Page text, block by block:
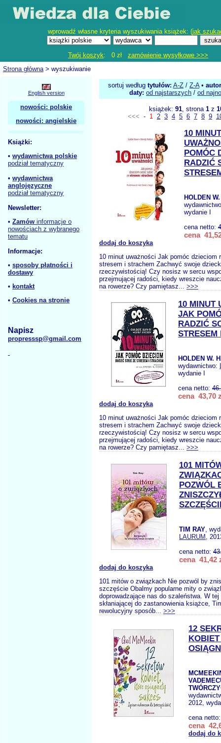
wprowadź własne kryteria wyszukiwania książek: (jak
Twój koszyk: 0 zł zamówienie wysyłkowe >>>
Strona główna> wyszukiwanie
English version
nowości: polskie
nowości: angielskie
Książki:
• wydawnictwa polskie
podział tematyczny
• wydawnictwa
anglojęzyczne
podział tematyczny
Newsletter:
• Zamów informacje o
nowościach z wybranego
tematu
Informacje:
• sposoby płatności i
dostawy
• kontakt
• Cookies na stronie
Napisz
propresssp@gmail.com
sortuj według tytułów: A-Z / Z-A•
daty: od najstarszych / od
książek: 91, strona 1 z
<<< - 1 2 3 4 5 6 7 8 9
10 MINUT
POMÓC
RADZIĆ
HOLDEN
wydanie I
cena netto:
cena
dodaj do koszyka
10 minut uważności Jak pomóc dzieciom
stresem i strachem Zachwyć swoje
rzeczywistością! Czy nosisz w sercu
przejmującej radości, kiedy wreszcie
na rowerze? Czy pamiętasz... >>>
10 MINUT
JAK
RADZIĆ
STRESEM
HOLDEN W.
wydawnictwo:
wydanie I
cena netto:
cena 43,70
dodaj do koszyka
10 minut uważności Jak pomóc dzieciom
stresem i strachem Zachwyć swoje
rzeczywistością! Czy nosisz w sercu
przejmującej radości, kiedy wreszcie
na rowerze? Czy pamiętasz... >>>
101
POZWÓL
TIM RAY,
LAURUM ,
cena netto:
cena 41,42
dodaj do koszyka
101 mitów o związkach Nie pozwól by
szczęście Obalmy popularne mity o
doprowadzające nas do szaleństwa. W
skłaniającej do zastanowienia książce,
rewolucyjny sposób... >>>
12
2012,
cena
cena
dodaj do